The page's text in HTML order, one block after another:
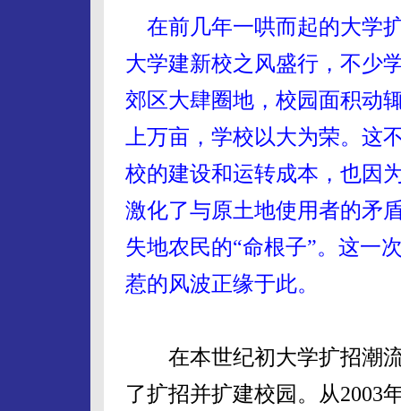
在前几年一哄而起的大学
大学建新校之风盛行，不少
郊区大肆圈地，校园面积动
上万亩，学校以大为荣。这
校的建设和运转成本，也因
激化了与原土地使用者的矛
失地农民的“命根子”。这一
惹的风波正缘于此。
在本世纪初大学扩招潮流
了扩招并扩建校园。从2003